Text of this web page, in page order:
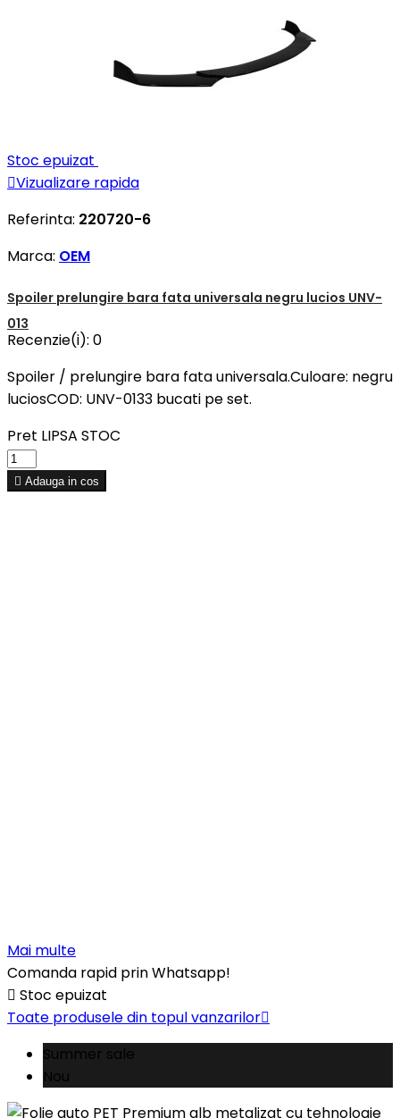
Stoc epuizat
Vizualizare rapida
Referinta: 220720-6
Marca: OEM
Spoiler prelungire bara fata universala negru lucios UNV-
013
Recenzie(i): 0
Spoiler / prelungire bara fata universala.Culoare: negru
luciosCOD: UNV-0133 bucati pe set.
Pret LIPSA STOC
 Adauga in cos
Mai multe
Comanda rapid prin Whatsapp!
 Stoc epuizat
Toate produsele din topul vanzarilor
Summer sale
Nou